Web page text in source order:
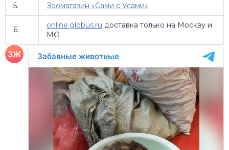
5. Зоомагазин «Сами с Усами»
6. online.globus.ru доставка только на Москву и
МО